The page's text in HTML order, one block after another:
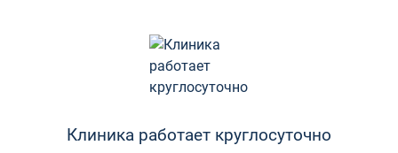
Клиника работает круглосуточно